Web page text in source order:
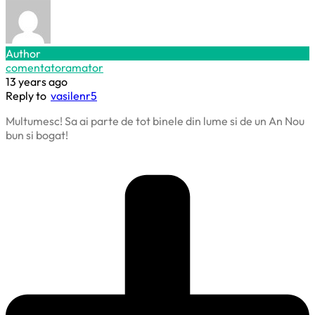
Author
comentatoramator
13 years ago
Reply to vasilenr5
Multumesc! Sa ai parte de tot binele din lume si de un An Nou
bun si bogat!